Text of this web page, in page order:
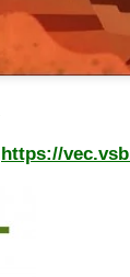
https://